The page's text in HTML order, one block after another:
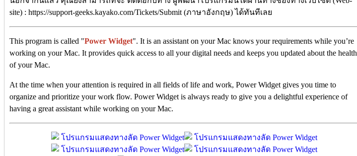
site) : https://support-geeks.kayako.com/Tickets/Submit (ภาษาอังกฤษ) ได้ทันทีเลย
This program is called "Power Widget". It is an assistant on your Mac knows your requirements while you’re
working on your Mac. It provides quick access to all your digital needs and keeps you updated about the health
of your Mac.
At the time when your attention is required in all fields of life and work, Power Widget gives you time to
organize and prioritize your work flow. Power Widget is always ready to give you a delightful experience of
having a great assistant while working on your Mac.